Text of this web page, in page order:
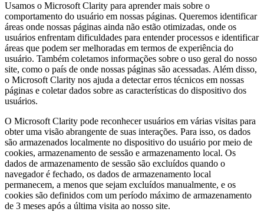
Usamos o Microsoft Clarity para aprender mais sobre o
comportamento do usuário em nossas páginas. Queremos identificar
áreas onde nossas páginas ainda não estão otimizadas, onde os
usuários enfrentam dificuldades para entender processos e identificar
áreas que podem ser melhoradas em termos de experiência do
usuário. Também coletamos informações sobre o uso geral do nosso
site, como o país de onde nossas páginas são acessadas. Além disso,
o Microsoft Clarity nos ajuda a detectar erros técnicos em nossas
páginas e coletar dados sobre as características do dispositivo dos
usuários.
O Microsoft Clarity pode reconhecer usuários em várias visitas para
obter uma visão abrangente de suas interações. Para isso, os dados
são armazenados localmente no dispositivo do usuário por meio de
cookies, armazenamento de sessão e armazenamento local. Os
dados de armazenamento de sessão são excluídos quando o
navegador é fechado, os dados de armazenamento local
permanecem, a menos que sejam excluídos manualmente, e os
cookies são definidos com um período máximo de armazenamento
de 3 meses após a última visita ao nosso site.